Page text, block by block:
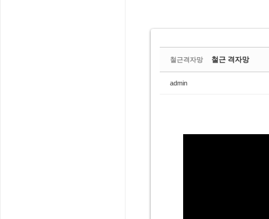
철근격자망 철근 격자망
admin